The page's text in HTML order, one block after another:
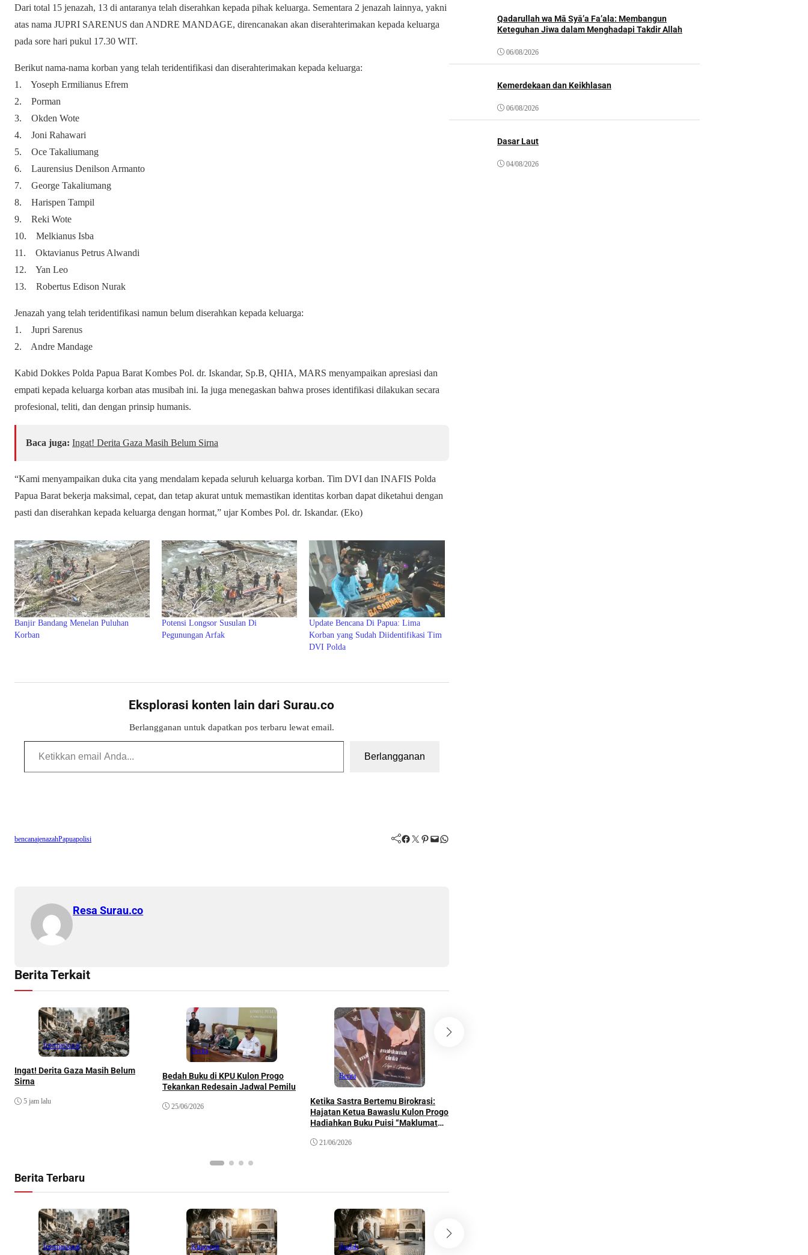
Dari total 15 jenazah, 13 di antaranya telah diserahkan kepada pihak keluarga. Sementara 2 jenazah lainnya, yakni
atas nama JUPRI SARENUS dan ANDRE MANDAGE, direncanakan akan diserahterimakan kepada keluarga
pada sore hari pukul 17.30 WIT.
Berikut nama-nama korban yang telah teridentifikasi dan diserahterimakan kepada keluarga:
1. Yoseph Ermilianus Efrem
2. Porman
3. Okden Wote
4. Joni Rahawari
5. Oce Takaliumang
6. Laurensius Denilson Armanto
7. George Takaliumang
8. Harispen Tampil
9. Reki Wote
10. Melkianus Isba
11. Oktavianus Petrus Alwandi
12. Yan Leo
13. Robertus Edison Nurak
Jenazah yang telah teridentifikasi namun belum diserahkan kepada keluarga:
1. Jupri Sarenus
2. Andre Mandage
Kabid Dokkes Polda Papua Barat Kombes Pol. dr. Iskandar, Sp.B, QHIA, MARS menyampaikan apresiasi dan
empati kepada keluarga korban atas musibah ini. Ia juga menegaskan bahwa proses identifikasi dilakukan secara
profesional, teliti, dan dengan prinsip humanis.
Baca juga: Ingat! Derita Gaza Masih Belum Sirna
“Kami menyampaikan duka cita yang mendalam kepada seluruh keluarga korban. Tim DVI dan INAFIS Polda
Papua Barat bekerja maksimal, cepat, dan tetap akurat untuk memastikan identitas korban dapat diketahui dengan
pasti dan diserahkan kepada keluarga dengan hormat,” ujar Kombes Pol. dr. Iskandar. (Eko)
Banjir Bandang Menelan Puluhan
Korban
Potensi Longsor Susulan Di
Pegunungan Arfak
Update Bencana Di Papua: Lima
Korban yang Sudah Diidentifikasi Tim
DVI Polda
Eksplorasi konten lain dari Surau.co
Berlangganan untuk dapatkan pos terbaru lewat email.
Ketikkan email Anda...
Berlangganan
bencanajenazahPapuapolisi Facebook Twitter Pinterest Mail WhatsApp
Resa Surau.co
Berita Terkait
Internasional
Ingat! Derita Gaza Masih Belum
Sirna
5 jam lalu
Berita
Bedah Buku di KPU Kulon Progo
Tekankan Redesain Jadwal Pemilu
25/06/2026
Berita
Ketika Sastra Bertemu Birokrasi:
Hajatan Ketua Bawaslu Kulon Progo
Hadiahkan Buku Puisi “Maklumat
21/06/2026
Berita Terbaru
Internasional Khazanah Ibadah
Qadarullah wa Mā Syā’a Fa’ala: Membangun
Keteguhan Jiwa dalam Menghadapi Takdir Allah
06/08/2026
Kemerdekaan dan Keikhlasan
06/08/2026
Dasar Laut
04/08/2026